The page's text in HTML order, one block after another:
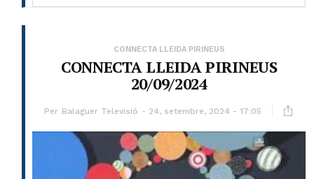
CONNECTA LLEIDA PIRINEUS
CONNECTA LLEIDA PIRINEUS
20/09/2024
Per Balaguer Televisió 24, setembre, 2024 - 17:05